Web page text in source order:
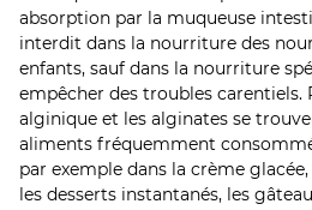
absorption par la muqueuse
interdit dans la nourriture des
enfants, sauf dans la nourriture
empêcher des troubles carentiels.
alginique et les alginates se
aliments fréquemment
par exemple dans la crème
les desserts instantanés, les